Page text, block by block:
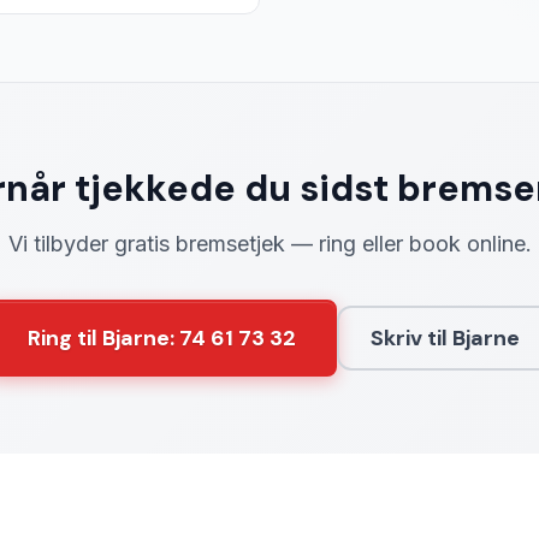
tjekkede du sidst
Vi tilbyder gratis bremsetjek — ring eller book online.
Ring til Bjarne: 74 61 73 32 Skriv til Bjarne